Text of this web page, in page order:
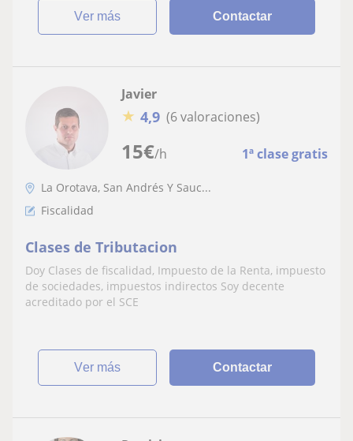
ver más Contactar
15€/h 1ª clase gratis
Javier
★ 4,9 (6 valoraciones)
La Orotava, San Andrés Y Sauc...
Fiscalidad
Clases de Tributacion
Doy Clases de fiscalidad, Impuesto de la Renta, impuesto
de sociedades, impuestos indirectos Soy decente
acreditado por el SCE
ver más Contactar